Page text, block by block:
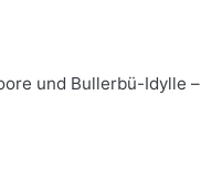
und Bullerbü-Idylle